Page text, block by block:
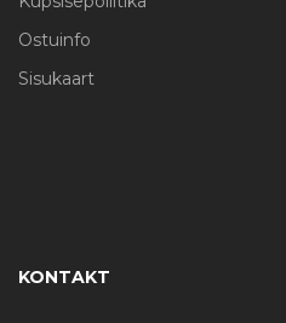
Ostuinfo
Sisukaart
KONTAKT